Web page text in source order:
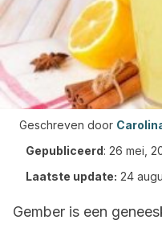
Geschreven door
Gepubliceerd: 26 mei,
Laatste update: 24
Gember is een